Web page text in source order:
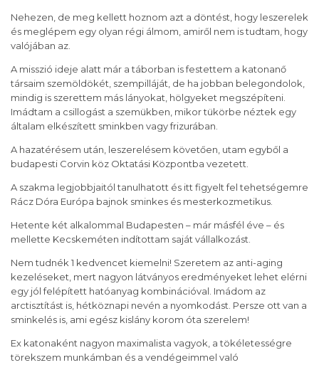
Nehezen, de meg kellett hoznom azt a döntést, hogy leszerelek
és meglépem egy olyan régi álmom, amiről nem is tudtam, hogy
valójában az.
A misszió ideje alatt már a táborban is festettem a katonanő
társaim szemöldökét, szempilláját, de ha jobban belegondolok,
mindig is szerettem más lányokat, hölgyeket megszépíteni.
Imádtam a csillogást a szemükben, mikor tükörbe néztek egy
általam elkészített sminkben vagy frizurában.
A hazatérésem után, leszerelésem követően, utam egyből a
budapesti Corvin köz Oktatási Központba vezetett.
A szakma legjobbjaitól tanulhatott és itt figyelt fel tehetségemre
Rácz Dóra Európa bajnok sminkes és mesterkozmetikus.
Hetente két alkalommal Budapesten – már másfél éve – és
mellette Kecskeméten indítottam saját vállalkozást.
Nem tudnék 1 kedvencet kiemelni! Szeretem az anti-aging
kezeléseket, mert nagyon látványos eredményeket lehet elérni
egy jól felépített hatóanyag kombinációval. Imádom az
arctisztítást is, hétköznapi nevén a nyomkodást. Persze ott van a
sminkelés is, ami egész kislány korom óta szerelem!
Ex katonaként nagyon maximalista vagyok, a tökéletességre
törekszem munkámban és a vendégeimmel való